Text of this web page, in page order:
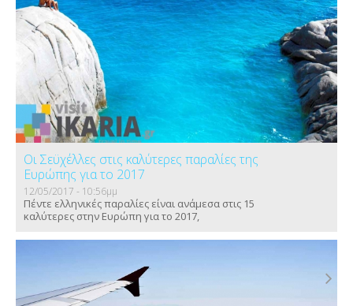
Οι Σεϋχέλλες στις καλύτερες παραλίες της
Ευρώπης για το 2017
12/05/2017 - 10:56μμ
Πέντε ελληνικές παραλίες είναι ανάμεσα στις 15
καλύτερες στην Ευρώπη για το 2017,